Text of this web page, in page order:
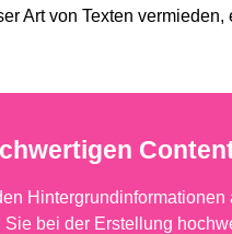
Art von Texten
bei der Erstellung